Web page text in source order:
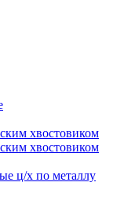
хвостовиком
хвостовиком
ц/х по металлу